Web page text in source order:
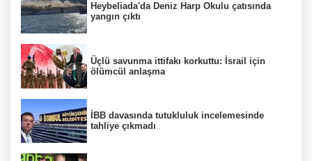
Heybeliada'da Deniz Harp Okulu çatısında
yangın çıktı
Üçlü savunma ittifakı korkuttu: İsrail için
ölümcül anlaşma
İBB davasında tutukluluk incelemesinde
tahliye çıkmadı